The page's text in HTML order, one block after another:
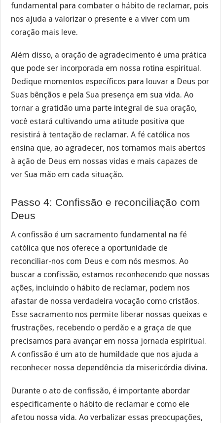
fundamental para combater o hábito de reclamar, pois
nos ajuda a valorizar o presente e a viver com um
coração mais leve.
Além disso, a oração de agradecimento é uma prática
que pode ser incorporada em nossa rotina espiritual.
Dedique momentos específicos para louvar a Deus por
Suas bênçãos e pela Sua presença em sua vida. Ao
tornar a gratidão uma parte integral de sua oração,
você estará cultivando uma atitude positiva que
resistirá à tentação de reclamar. A fé católica nos
ensina que, ao agradecer, nos tornamos mais abertos
à ação de Deus em nossas vidas e mais capazes de
ver Sua mão em cada situação.
Passo 4: Confissão e reconciliação com
Deus
A confissão é um sacramento fundamental na fé
católica que nos oferece a oportunidade de
reconciliar-nos com Deus e com nós mesmos. Ao
buscar a confissão, estamos reconhecendo que nossas
ações, incluindo o hábito de reclamar, podem nos
afastar de nossa verdadeira vocação como cristãos.
Esse sacramento nos permite liberar nossas queixas e
frustrações, recebendo o perdão e a graça de que
precisamos para avançar em nossa jornada espiritual.
A confissão é um ato de humildade que nos ajuda a
reconhecer nossa dependência da misericórdia divina.
Durante o ato de confissão, é importante abordar
especificamente o hábito de reclamar e como ele
afetou nossa vida. Ao verbalizar essas preocupações,